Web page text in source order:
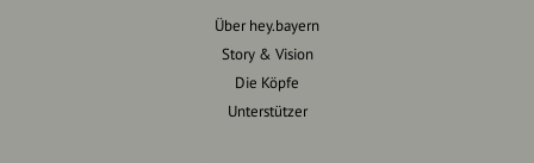
Über hey.bayern
Story & Vision
Die Köpfe
Unterstützer